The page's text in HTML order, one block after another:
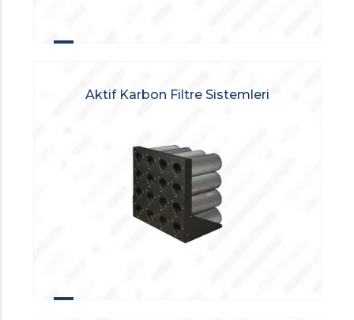
Aktif Karbon Filtre Sistemleri